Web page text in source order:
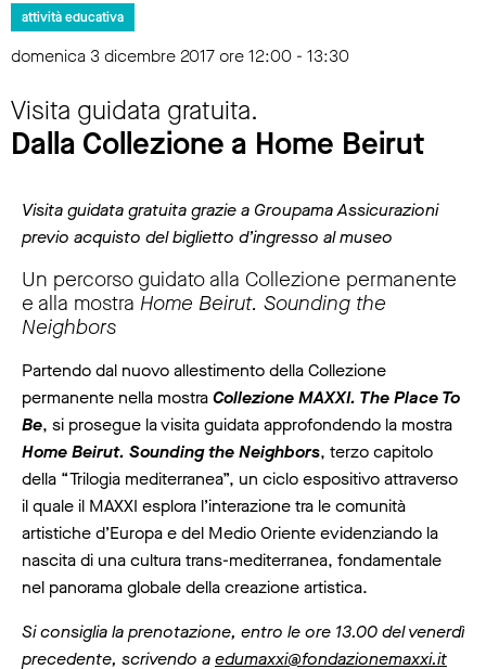
attività educativa
domenica 3 dicembre 2017 ore 12:00 - 13:30
Visita guidata gratuita.
Dalla Collezione a Home Beirut
Visita guidata gratuita grazie a Groupama Assicurazioni
previo acquisto del biglietto d’ingresso al museo
Un percorso guidato alla Collezione permanente
e alla mostra Home Beirut. Sounding the
Neighbors
Partendo dal nuovo allestimento della Collezione
permanente nella mostraCollezione MAXXI. The Place To
Be, si prosegue la visita guidata approfondendo la mostra
Home Beirut. Sounding the Neighbors, terzo capitolo
della “Trilogia mediterranea”, un ciclo espositivo attraverso
il quale il MAXXI esplora l’interazione tra le comunità
artistiche d’Europa e del Medio Oriente evidenziando la
nascita di una cultura trans-mediterranea, fondamentale
nel panorama globale della creazione artistica.
Si consiglia la prenotazione, entro le ore 13.00 del venerdì
precedente, scrivendo aedumaxxi@fondazionemaxxi.it